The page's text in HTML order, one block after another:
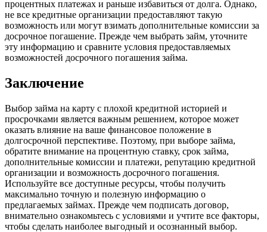
процентных платежах и раньше избавиться от долга. Однако,
не все кредитные организации предоставляют такую
возможность или могут взимать дополнительные комиссии за
досрочное погашение. Прежде чем выбрать займ, уточните
эту информацию и сравните условия предоставляемых
возможностей досрочного погашения займа.
Заключение
Выбор займа на карту с плохой кредитной историей и
просрочками является важным решением, которое может
оказать влияние на ваше финансовое положение в
долгосрочной перспективе. Поэтому, при выборе займа,
обратите внимание на процентную ставку, срок займа,
дополнительные комиссии и платежи, репутацию кредитной
организации и возможность досрочного погашения.
Используйте все доступные ресурсы, чтобы получить
максимально точную и полезную информацию о
предлагаемых займах. Прежде чем подписать договор,
внимательно ознакомьтесь с условиями и учтите все факторы,
чтобы сделать наиболее выгодный и осознанный выбор.